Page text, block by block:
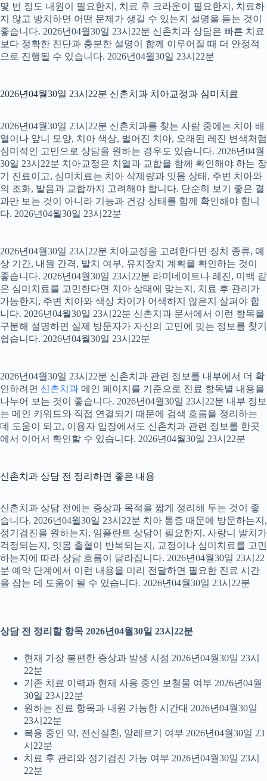
몇 번 정도 내원이 필요한지, 치료 후 크라운이 필요한지, 치료하
지 않고 방치하면 어떤 문제가 생길 수 있는지 설명을 듣는 것이
좋습니다. 2026년04월30일 23시22분 신촌치과 상담은 빠른 치료
보다 정확한 진단과 충분한 설명이 함께 이루어질 때 더 안정적
으로 진행될 수 있습니다. 2026년04월30일 23시22분
2026년04월30일 23시22분 신촌치과 치아교정과 심미치료
2026년04월30일 23시22분 신촌치과를 찾는 사람 중에는 치아 배
열이나 앞니 모양, 치아 색상, 벌어진 치아, 오래된 레진 변색처럼
심미적인 고민으로 상담을 원하는 경우도 있습니다. 2026년04월
30일 23시22분 치아교정은 치열과 교합을 함께 확인해야 하는 장
기 진료이고, 심미치료는 치아 삭제량과 잇몸 상태, 주변 치아와
의 조화, 발음과 교합까지 고려해야 합니다. 단순히 보기 좋은 결
과만 보는 것이 아니라 기능과 건강 상태를 함께 확인해야 합니
다. 2026년04월30일 23시22분
2026년04월30일 23시22분 치아교정을 고려한다면 장치 종류, 예
상 기간, 내원 간격, 발치 여부, 유지장치 계획을 확인하는 것이
좋습니다. 2026년04월30일 23시22분 라미네이트나 레진, 미백 같
은 심미치료를 고민한다면 치아 상태에 맞는지, 치료 후 관리가
가능한지, 주변 치아와 색상 차이가 어색하지 않은지 살펴야 합
니다. 2026년04월30일 23시22분 신촌치과 문서에서 이런 항목을
구분해 설명하면 실제 방문자가 자신의 고민에 맞는 정보를 찾기
쉽습니다. 2026년04월30일 23시22분
2026년04월30일 23시22분 신촌치과 관련 정보를 내부에서 더 확
인하려면 신촌치과 메인 페이지를 기준으로 진료 항목별 내용을
나누어 보는 것이 좋습니다. 2026년04월30일 23시22분 내부 정보
는 메인 키워드와 직접 연결되기 때문에 검색 흐름을 정리하는
데 도움이 되고, 이용자 입장에서도 신촌치과 관련 정보를 한곳
에서 이어서 확인할 수 있습니다. 2026년04월30일 23시22분
신촌치과 상담 전 정리하면 좋은 내용
신촌치과 상담 전에는 증상과 목적을 짧게 정리해 두는 것이 좋
습니다. 2026년04월30일 23시22분 치아 통증 때문에 방문하는지,
정기검진을 원하는지, 임플란트 상담이 필요한지, 사랑니 발치가
걱정되는지, 잇몸 출혈이 반복되는지, 교정이나 심미치료를 고민
하는지에 따라 상담 흐름이 달라집니다. 2026년04월30일 23시22
분 예약 단계에서 이런 내용을 미리 전달하면 필요한 진료 시간
을 잡는 데 도움이 될 수 있습니다. 2026년04월30일 23시22분
상담 전 정리할 항목 2026년04월30일 23시22분
현재 가장 불편한 증상과 발생 시점 2026년04월30일 23시
22분
기존 치료 이력과 현재 사용 중인 보철물 여부 2026년04월
30일 23시22분
원하는 진료 항목과 내원 가능한 시간대 2026년04월30일
23시22분
복용 중인 약, 전신질환, 알레르기 여부 2026년04월30일 23
시22분
치료 후 관리와 정기검진 가능 여부 2026년04월30일 23시
22분